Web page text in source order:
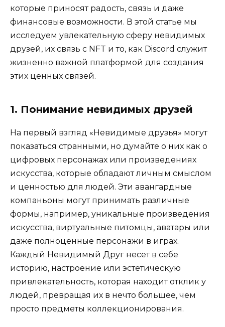
которые приносят радость, связь и даже
финансовые возможности. В этой статье мы
исследуем увлекательную сферу невидимых
друзей, их связь с NFT и то, как Discord служит
жизненно важной платформой для создания
этих ценных связей.
1. Понимание невидимых друзей
На первый взгляд «Невидимые друзья» могут
показаться странными, но думайте о них как о
цифровых персонажах или произведениях
искусства, которые обладают личным смыслом
и ценностью для людей. Эти авангардные
компаньоны могут принимать различные
формы, например, уникальные произведения
искусства, виртуальные питомцы, аватары или
даже полноценные персонажи в играх.
Каждый Невидимый Друг несет в себе
историю, настроение или эстетическую
привлекательность, которая находит отклик у
людей, превращая их в нечто большее, чем
просто предметы коллекционирования.